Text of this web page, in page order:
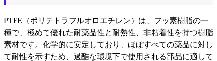
PTFE（ポリテトラフルオロエチレン）は、フッ素樹脂の一
種で、極めて優れた耐薬品性と耐熱性、非粘着性を持つ樹脂
素材です。化学的に安定しており、ほぼすべての薬品に対し
て耐性を示すため、過酷な環境下で使用される部品に適して